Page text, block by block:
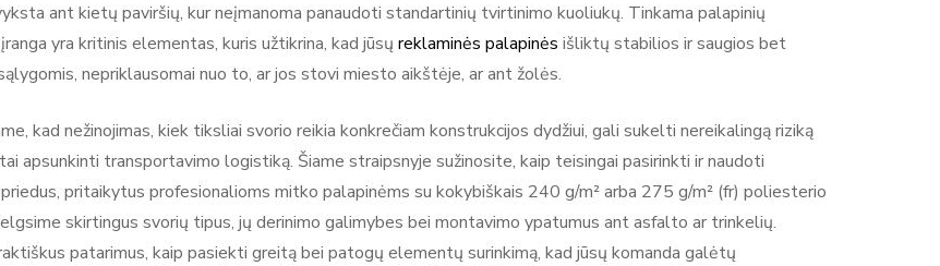
ant kietų paviršių, kur neįmanoma panaudoti standartinių tvirtinimo kuoliukų. Tinkama palapinių
yra kritinis elementas, kuris užtikrina, kad jūsų reklaminės palapinės išliktų stabilios ir saugios bet
nepriklausomai nuo to, ar jos stovi miesto aikštėje, ar ant žolės.
kad nežinojimas, kiek tiksliai svorio reikia konkrečiam konstrukcijos dydžiui, gali sukelti nereikalingą riziką
apsunkinti transportavimo logistiką. Šiame straipsnyje sužinosite, kaip teisingai pasirinkti ir naudoti
pritaikytus profesionalioms mitko palapinėms su kokybiškais 240 g/m² arba 275 g/m² (fr) poliesterio
skirtingus svorių tipus, jų derinimo galimybes bei montavimo ypatumus ant asfalto ar trinkelių.
patarimus, kaip pasiekti greitą bei patogų elementų surinkimą, kad jūsų komanda galėtų